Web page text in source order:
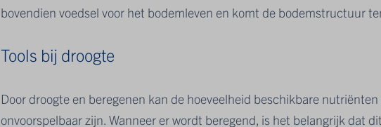
bovendien voedsel voor het bodemleven en komt de bodemstructuur
Tools bij droogte
Door droogte en beregenen kan de hoeveelheid beschikbare
onvoorspelbaar zijn. Wanneer er wordt beregend, is het belangrijk dat